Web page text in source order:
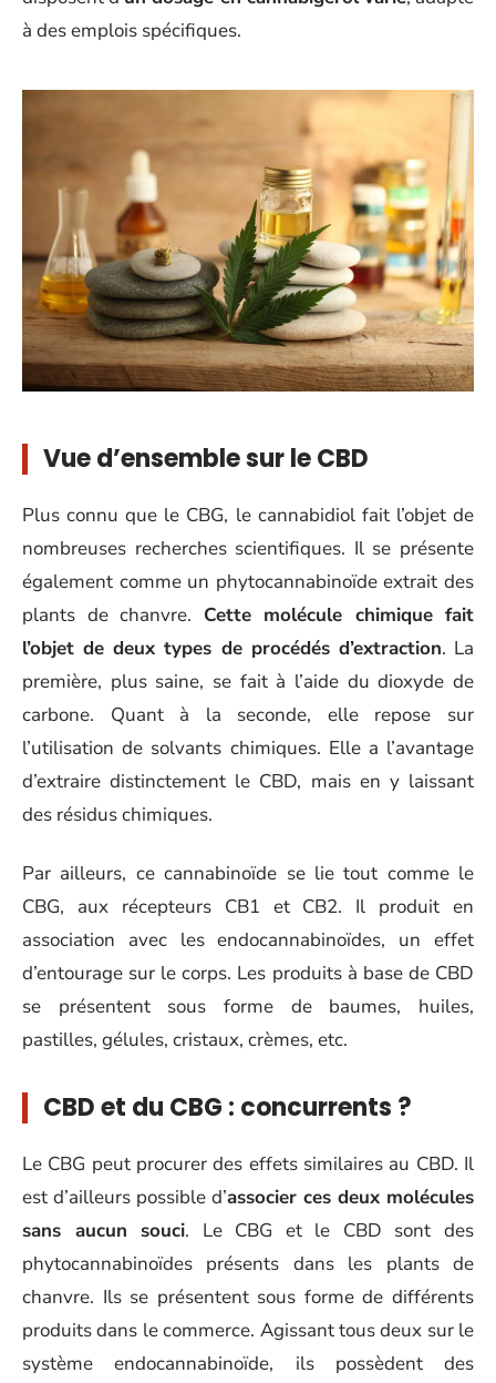
à des emplois spécifiques.
Vue d’ensemble sur le CBD
Plus connu que le CBG, le cannabidiol fait l’objet de
nombreuses recherches scientifiques. Il se présente
également comme un phytocannabinoïde extrait des
plants de chanvre. Cette molécule chimique fait
l’objet de deux types de procédés d’extraction. La
première, plus saine, se fait à l’aide du dioxyde de
carbone. Quant à la seconde, elle repose sur
l’utilisation de solvants chimiques. Elle a l’avantage
d’extraire distinctement le CBD, mais en y laissant
des résidus chimiques.
Par ailleurs, ce cannabinoïde se lie tout comme le
CBG, aux récepteurs CB1 et CB2. Il produit en
association avec les endocannabinoïdes, un effet
d’entourage sur le corps. Les produits à base de CBD
se présentent sous forme de baumes, huiles,
pastilles, gélules, cristaux, crèmes, etc.
CBD et du CBG : concurrents ?
Le CBG peut procurer des effets similaires au CBD. Il
est d’ailleurs possible d’associer ces deux molécules
sans aucun souci. Le CBG et le CBD sont des
phytocannabinoïdes présents dans les plants de
chanvre. Ils se présentent sous forme de différents
produits dans le commerce. Agissant tous deux sur le
système endocannabinoïde, ils possèdent des